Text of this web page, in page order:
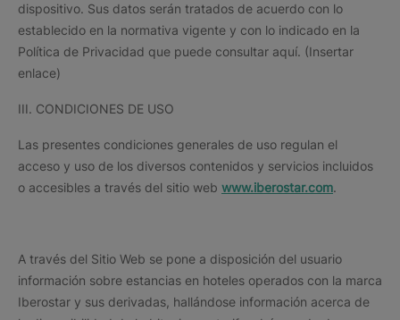
dispositivo. Sus datos serán tratados de acuerdo con lo
establecido en la normativa vigente y con lo indicado en la
Política de Privacidad que puede consultar aquí. (Insertar
enlace)
III. CONDICIONES DE USO
Las presentes condiciones generales de uso regulan el
acceso y uso de los diversos contenidos y servicios incluidos
o accesibles a través del sitio web www.iberostar.com.
A través del Sitio Web se pone a disposición del usuario
información sobre estancias en hoteles operados con la marca
Iberostar y sus derivadas, hallándose información acerca de